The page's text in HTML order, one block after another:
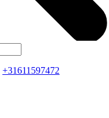
+31611597472